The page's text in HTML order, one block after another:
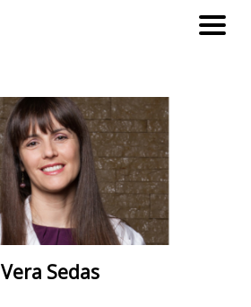
Vera Sedas